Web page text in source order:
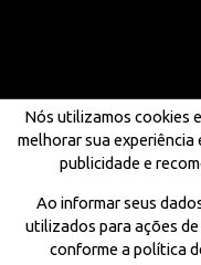
Nós utilizamos cookies
melhorar sua
publicidade e
Ao informar seus
utilizados para ações
conforme a política